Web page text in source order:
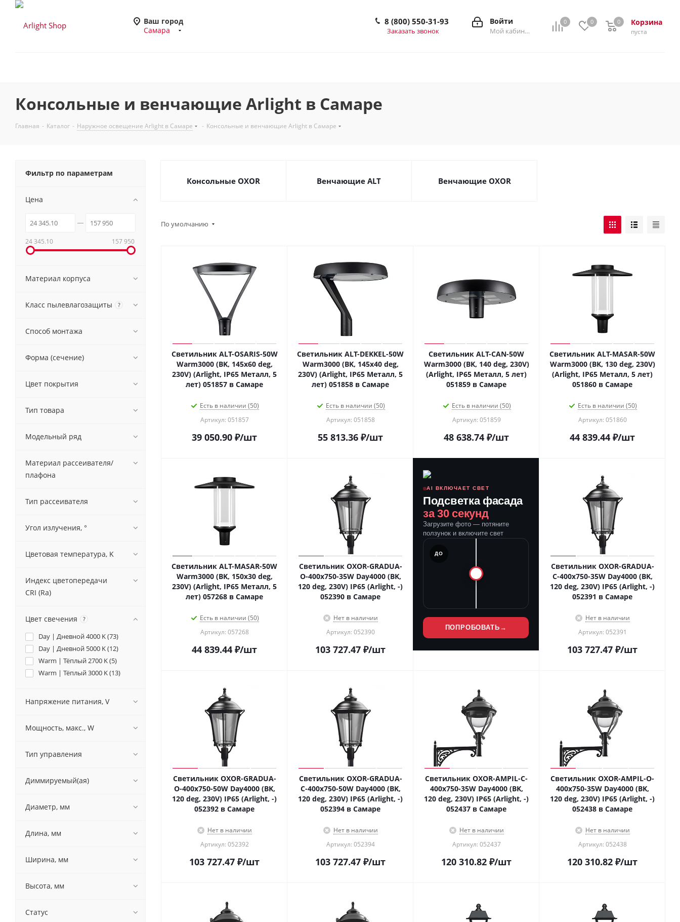
Ваш город
Самара
0 0 Корзина
0
пуста
0
Войти
Мой кабинет
8 (800) 550-31-93
Заказать звонок
Консольные и венчающие Arlight в Самаре
Главная - Каталог - Наружное освещение Arlight в Самаре - Консольные и венчающие Arlight в Самаре
Консольные OXOR Венчающие ALT Венчающие OXOR
По умолчанию
Светильник ALT-OSARIS-50W
Warm3000 (BK, 145х60 deg,
230V) (Arlight, IP65 Металл, 5
лет) 051857 в Самаре
Есть в наличии (50)
Артикул: 051857
39 050.90 ₽/шт
Светильник ALT-DEKKEL-50W
Warm3000 (BK, 145x40 deg,
230V) (Arlight, IP65 Металл, 5
лет) 051858 в Самаре
Есть в наличии (50)
Артикул: 051858
55 813.36 ₽/шт
Светильник ALT-CAN-50W
Warm3000 (BK, 140 deg, 230V)
(Arlight, IP65 Металл, 5 лет)
051859 в Самаре
Есть в наличии (50)
Артикул: 051859
48 638.74 ₽/шт
Светильник ALT-MASAR-50W
Warm3000 (BK, 130 deg, 230V)
(Arlight, IP65 Металл, 5 лет)
051860 в Самаре
Есть в наличии (50)
Артикул: 051860
44 839.44 ₽/шт
Светильник ALT-MASAR-50W
Warm3000 (BK, 150x30 deg,
230V) (Arlight, IP65 Металл, 5
лет) 057268 в Самаре
Есть в наличии (50)
Артикул: 057268
44 839.44 ₽/шт
Светильник OXOR-GRADUA-
O-400x750-35W Day4000 (BK,
120 deg, 230V) IP65 (Arlight, -)
052390 в Самаре
Нет в наличии
Артикул: 052390
103 727.47 ₽/шт
AI ВКЛЮЧАЕТ СВЕТ
Подсветка фасада
за 30 секунд
Загрузите фото — потяните
ползунок и включите свет
ДО
ПОПРОБОВАТЬ →
Светильник OXOR-GRADUA-
C-400x750-35W Day4000 (BK,
120 deg, 230V) IP65 (Arlight, -)
052391 в Самаре
Нет в наличии
Артикул: 052391
103 727.47 ₽/шт
Светильник OXOR-GRADUA-
O-400x750-50W Day4000 (BK,
120 deg, 230V) IP65 (Arlight, -)
052392 в Самаре
Нет в наличии
Артикул: 052392
103 727.47 ₽/шт
Светильник OXOR-GRADUA-
C-400x750-50W Day4000 (BK,
120 deg, 230V) IP65 (Arlight, -)
052394 в Самаре
Нет в наличии
Артикул: 052394
103 727.47 ₽/шт
Светильник OXOR-AMPIL-C-
400x750-35W Day4000 (BK,
120 deg, 230V) IP65 (Arlight, -)
052437 в Самаре
Нет в наличии
Артикул: 052437
120 310.82 ₽/шт
Светильник OXOR-AMPIL-O-
400x750-35W Day4000 (BK,
120 deg, 230V) IP65 (Arlight, -)
052438 в Самаре
Нет в наличии
Артикул: 052438
120 310.82 ₽/шт
Фильтр по параметрам
Цена
24 345.10 157 950
Материал корпуса
Класс пылевлагозащиты ?
Способ монтажа
Форма (сечение)
Цвет покрытия
Тип товара
Модельный ряд
Материал рассеивателя/
плафона
Тип рассеивателя
Угол излучения, °
Цветовая температура, K
Индекс цветопередачи
CRI (Ra)
Цвет свечения ?
Day | Дневной 4000 K (73)
Day | Дневной 5000 K (12)
Warm | Тёплый 2700 K (5)
Warm | Тёплый 3000 K (13)
Напряжение питания, V
Мощность, макс., W
Тип управления
Диммируемый(ая)
Диаметр, мм
Длина, мм
Ширина, мм
Высота, мм
Статус